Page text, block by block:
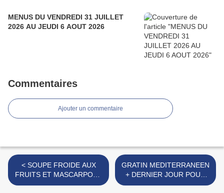
MENUS DU VENDREDI 31 JUILLET
2026 AU JEUDI 6 AOUT 2026
Commentaires
Ajouter un commentaire
< SOUPE FROIDE AUX
FRUITS ET MASCARPONE
+ RAPPEL CONCOURS
GRATIN MEDITERRANEEN
+ DERNIER JOUR POUR
PARTICIPER AU